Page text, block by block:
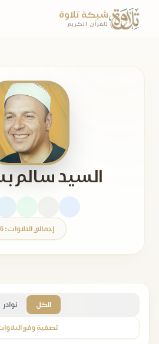
شبكة تلاوة
للقرآن الكريم
السيد سالم
إجمالي التلاوات: 6
الكل نوادر
تصفية وفرز